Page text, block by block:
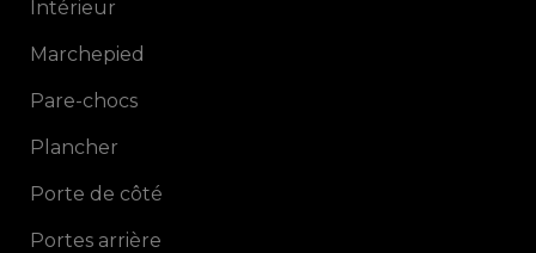
Intérieur
Marchepied
Pare-chocs
Plancher
Porte de côté
Portes arrière